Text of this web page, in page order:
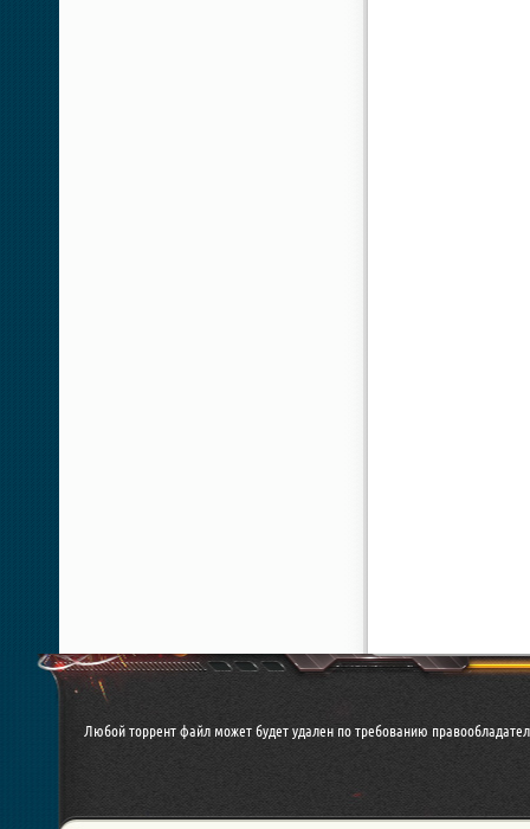
Любой торрент файл может будет удален по требованию